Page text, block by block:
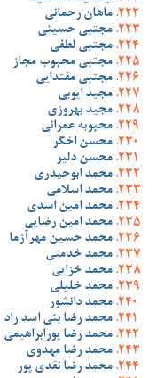
ماهان رحمانی
مجتبی حسینی
مجتبی لطفی
مجتبی محبوب مجاز
مجتبی مقتدایی
مجید ایوبی
مجید بهروزی
محبوبه عمرانی
محسن اخگر
محسن دلیر
محمد ابوحیدری
محمد اسلامی
محمد امین اسدی
محمد امین رضایی
محمد حسین مهرآزما
محمد خدمتی
محمد خزایی
محمد خلیلی
محمد دانشور
محمد رضا بنی اسد راد
محمد رضا پورابراهیمی
محمد رضا مهدوی
محمد رضا نقدی پور